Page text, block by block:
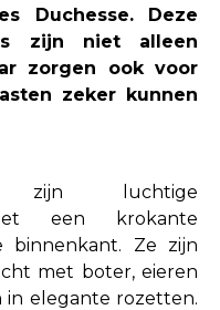
Duchesse. Deze
zijn niet alleen
zorgen ook voor
zeker kunnen
luchtige
een krokante
binnenkant. Ze zijn
met boter, eieren
elegante rozetten.